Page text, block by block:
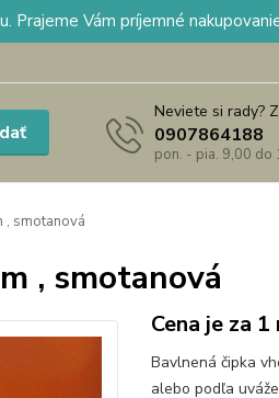
Prajeme Vám príjemné
Neviete si rady?
0907864188
pon. - pia. 9,00 do
, smotanová
, smotanová
Cena je za
Bavlnená čipka
alebo podľa